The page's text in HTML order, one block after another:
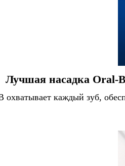
Лучшая насадка Oral-
охватывает каждый зуб,